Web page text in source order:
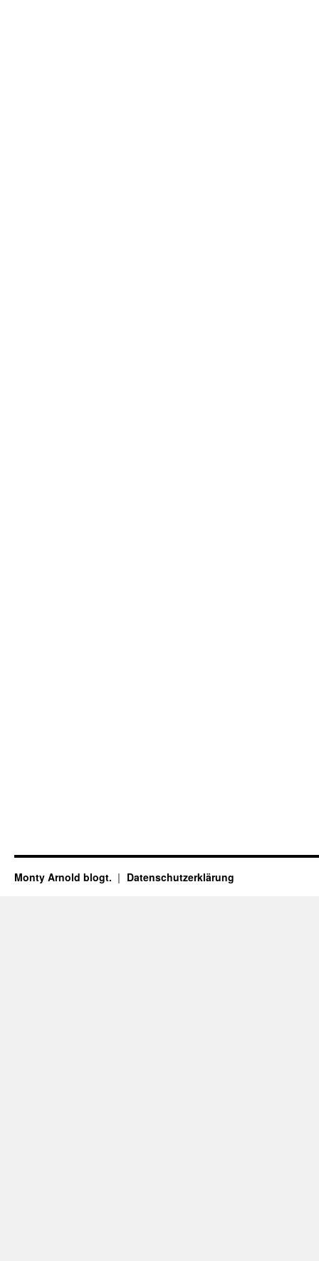
Monty Arnold blogt. Datenschutz­erklärung